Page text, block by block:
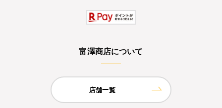
富澤商店について
店舗一覧